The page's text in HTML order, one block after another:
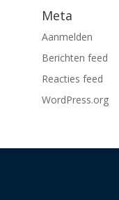
Meta
Aanmelden
Berichten feed
Reacties feed
WordPress.org